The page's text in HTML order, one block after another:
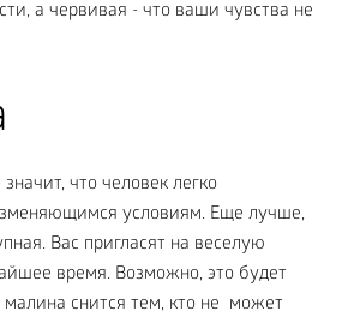
а червивая - что ваши чувства не
что человек легко
условиям. Еще лучше,
Вас пригласят на веселую
время. Возможно, это будет
малина снится тем, кто не может